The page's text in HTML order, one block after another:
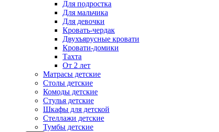
Для подростка
Для мальчика
Для девочки
Кровать-чердак
Двухъярусные кровати
Кровати-домики
Тахта
От 2 лет
Матрасы детские
Столы детские
Комоды детские
Стулья детские
Шкафы для детской
Стеллажи детские
Тумбы детские